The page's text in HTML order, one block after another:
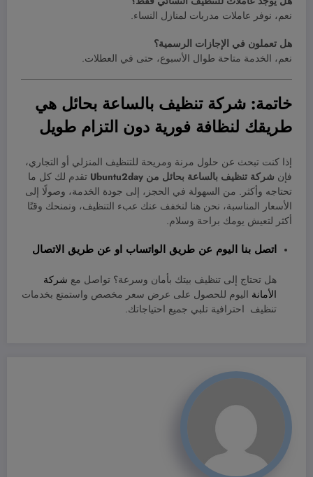
نعم، نوفر عاملات مدربات لمنازل النساء.
هل تعملون في الإجازات الرسمية؟
نعم، الخدمة متاحة طوال الأسبوع، حتى في العطلات.
خاتمة: شركة تنظيف بالساعة بحائل هي
طريقك لنظافة فورية دون التزام طويل
إذا كنت تبحث عن حلول مرنة ومريحة للتنظيف المنزلي أو التجاري،
فإن شركة تنظيف بالساعة بحائل من Ubuntu2day
تقدم لك كل ما
تحتاجه وأكثر. من السهولة في الحجز، إلى جودة الخدمة، وصولًا إلى
الأسعار المناسبة، نحن هنا لنخفف عنك عبء التنظيف، ونمنحك وقتًا
أكثر لتعيش يومك براحة وسلام.
اتصل بنا اليوم عن طريق الواتساب او عن طريق الاتصال
هل تحتاج إلى تنظيف بيتك بأمان وسرعة؟ تواصل مع شركة
الأمانة اليوم للحصول على عرض سعر مخصص واستمتع بخدمات
تنظيف احترافية تلبي جميع احتياجاتك.